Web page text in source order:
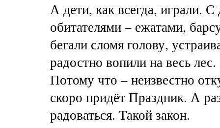
А дети, как всегда, играли.
обитателями – ежатами,
бегали сломя голову,
радостно вопили на весь
Потому что – неизвестно
скоро придёт Праздник. А
радоваться. Такой закон.